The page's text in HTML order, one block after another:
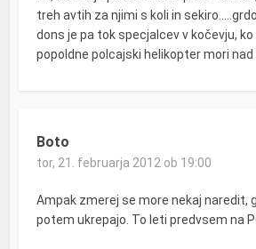
treh avtih za njimi s koli in
dons je pa tok specjalcev v kočevju, ko
popoldne polcajski helikopter mori nad
Boto
tor, 21. februarja 2012 ob 19:00
Ampak zmerej se more nekaj naredit,
potem ukrepajo. To leti predvsem na